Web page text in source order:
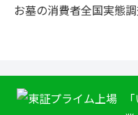
お墓の消費者全国実態